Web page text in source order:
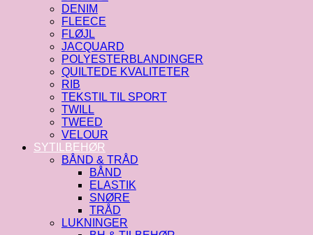
DENIM
FLEECE
FLØJL
JACQUARD
POLYESTERBLANDINGER
QUILTEDE KVALITETER
RIB
TEKSTIL TIL SPORT
TWILL
TWEED
VELOUR
SYTILBEHØR
BÅND & TRÅD
BÅND
ELASTIK
SNØRE
TRÅD
LUKNINGER